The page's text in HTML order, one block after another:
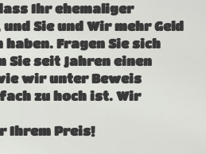
Ihr ehemaliger
Sie und Wir mehr Geld
haben. Fragen Sie sich
Sie seit Jahren einen
wir unter Beweis
zu hoch ist. Wir
Ihrem Preis!